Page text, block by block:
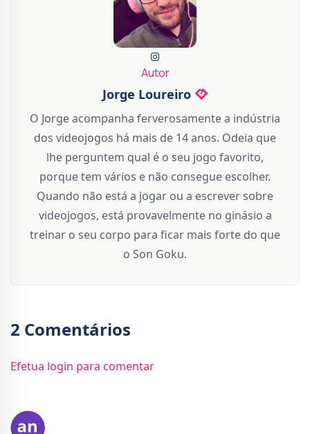
Autor
Jorge Loureiro
O Jorge acompanha ferverosamente a indústria
dos videojogos há mais de 14 anos. Odeia que
lhe perguntem qual é o seu jogo favorito,
porque tem vários e não consegue escolher.
Quando não está a jogar ou a escrever sobre
videojogos, está provavelmente no ginásio a
treinar o seu corpo para ficar mais forte do que
o Son Goku.
2 Comentários
Efetua login para comentar